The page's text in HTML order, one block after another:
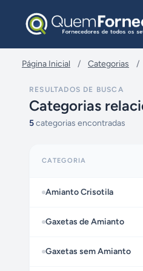
Página Inicial / Categorias /
RESULTADOS DE BUSCA
Categorias
5categorias encontradas
CATEGORIA
Amianto Crisotila
Gaxetas de Amianto
Gaxetas sem Amianto